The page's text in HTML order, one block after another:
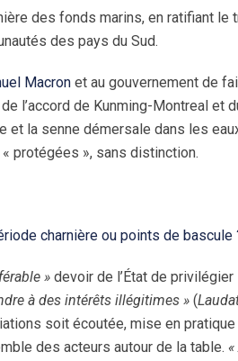
des fonds marins, en ratifiant le
des pays du Sud.
Macron et au gouvernement de
l’accord de Kunming-Montreal et
et la senne démersale dans les
protégées », sans distinction.
charnière ou points de bascule
» devoir de l’État de
à des intérêts illégitimes » (
soit écoutée, mise en
des acteurs autour de la table.